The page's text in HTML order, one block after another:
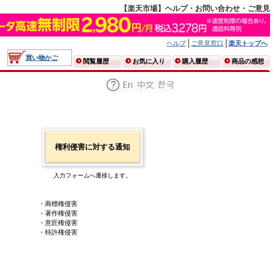
【楽天市場】ヘルプ・お問い合わせ・ご意見
ヘルプ ご意見窓口
楽天トップへ
買い物かご
閲覧履歴 お気に入り 購入履歴 商品の感想
権利侵害に対する通知
入力フォームへ遷移します。
・商標権侵害
・著作権侵害
・意匠権侵害
・特許権侵害